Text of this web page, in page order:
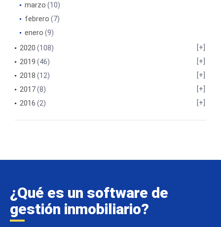
marzo (10)
febrero (7)
enero (9)
2020 (108)
2019 (46)
2018 (12)
2017(8)
2016 (2)
¿Qué es un software de
gestión inmobiliario?